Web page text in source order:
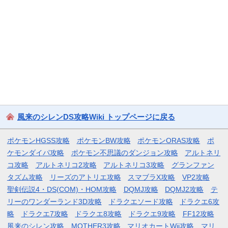
風来のシレンDS攻略Wiki トップページに戻る
ポケモンHGSS攻略 ポケモンBW攻略 ポケモンORAS攻略
ポ
ケモンダイパ攻略
ポケモン不思議のダンジョン攻略
アルトネリ
コ攻略
アルトネリコ2攻略 アルトネリコ3攻略
グランファン
タズム攻略
リーズのアトリエ攻略 スマブラX攻略
VP2攻略
聖剣伝説4・DS(COM)・HOM攻略
DQMJ攻略 DQMJ2攻略
テ
リーのワンダーランド3D攻略
ドラクエソード攻略
ドラクエ6攻
略
ドラクエ7攻略 ドラクエ8攻略 ドラクエ9攻略
FF12攻略
風来のシレン攻略
MOTHER3攻略 マリオカートWii攻略 マリ